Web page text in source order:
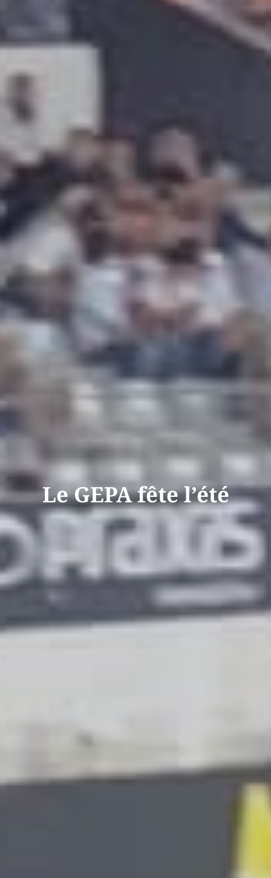
Le GEPA fête l’été